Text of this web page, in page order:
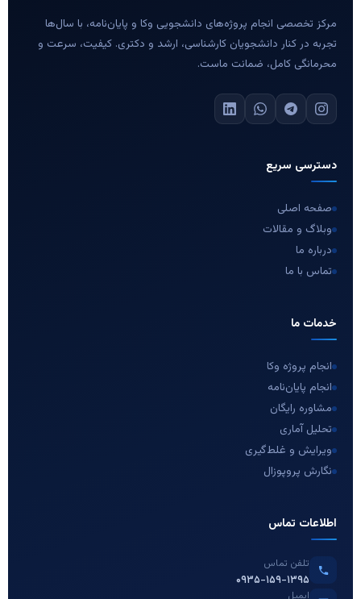
مرکز تخصصی انجام پروژه‌های دانشجویی وکا و پایان‌نامه، با سال‌ها
تجربه در کنار دانشجویان کارشناسی، ارشد و دکتری. کیفیت، سرعت و
محرمانگی کامل، ضمانت ماست.
دسترسی سریع
صفحه اصلی
وبلاگ و مقالات
درباره ما
تماس با ما
خدمات ما
انجام پروژه وکا
انجام پایان‌نامه
مشاوره رایگان
تحلیل آماری
ویرایش و غلط‌گیری
نگارش پروپوزال
اطلاعات تماس
تلفن تماس
۰۹۳۵-۱۵۹-۱۳۹۵
ایمیل